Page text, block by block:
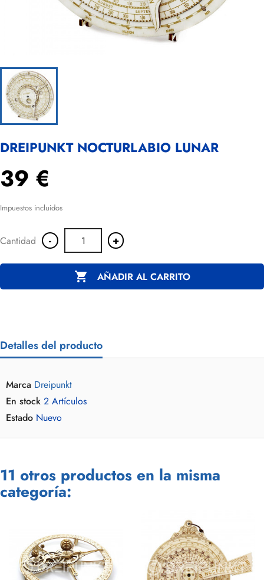
DREIPUNKT NOCTURLABIO LUNAR
39 €
Impuestos incluidos
Cantidad - +
 AÑADIR AL CARRITO
Detalles del producto
Marca Dreipunkt
En stock 2 Artículos
Estado Nuevo
11 otros productos en la misma
categoría: